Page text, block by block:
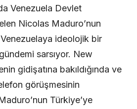
Venezuela Devlet
Nicolas Maduro’nun
Venezuelaya ideolojik bir
sarsıyor. New
gidişatına bakıldığında ve
görüşmesinin
Türkiye’ye